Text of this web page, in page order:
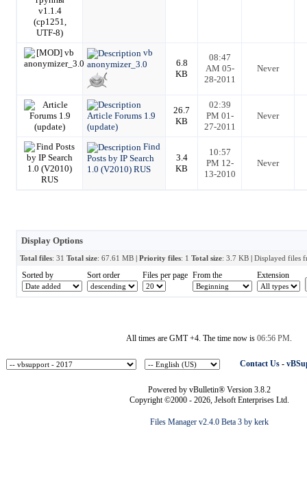
vb
anonymizer_3.0
6.8
KB
08:47
AM 05-
28-2011
Never
Article Forums 1.9
(update)
26.7
KB
02:39
PM 01-
27-2011
Never
Find
Posts by IP Search
1.0 (V2010) RUS
3.4
KB
10:57
PM 12-
13-2010
Never
Display Options
Total files: 31 Total size: 67.61 MB | Priority files: 1 Total size: 3.7 KB | Displayed files
Sorted by Sort order Files per page From the Extension
All times are GMT +4. The time now is 06:56 PM
Contact Us -
Powered by vBulletin® Version 3.8.2
Copyright ©2000 - 2026, Jelsoft Enterprises Ltd.
Files Manager v2.4.0 Beta 3 by kerk